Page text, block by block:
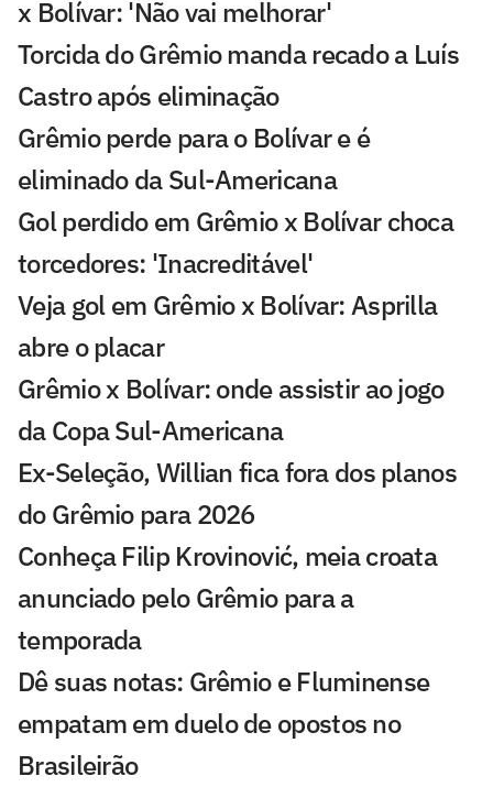
x Bolívar: 'Não vai melhorar'
Torcida do Grêmio manda recado a Luís
Castro após eliminação
Grêmio perde para o Bolívar e é
eliminado da Sul-Americana
Gol perdido em Grêmio x Bolívar choca
torcedores: 'Inacreditável'
Veja gol em Grêmio x Bolívar: Asprilla
abre o placar
Grêmio x Bolívar: onde assistir ao jogo
da Copa Sul-Americana
Ex-Seleção, Willian fica fora dos planos
do Grêmio para 2026
Conheça Filip Krovinović, meia croata
anunciado pelo Grêmio para a
temporada
Dê suas notas: Grêmio e Fluminense
empatam em duelo de opostos no
Brasileirão